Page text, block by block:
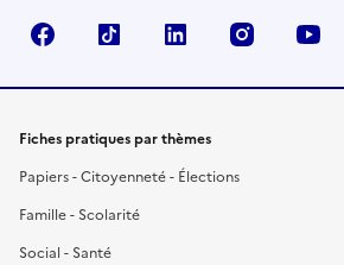
FacebookTikTok LinkedIn Instagram
Fiches pratiques par thèmes
Papiers - Citoyenneté - Élections
Famille - Scolarité
Social - Santé